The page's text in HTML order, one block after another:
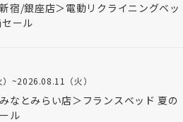
宿/銀座店＞電動リクライニングベッ
ール
~2026.08.11（火）
なとみらい店＞フランスベッド 夏の
ル